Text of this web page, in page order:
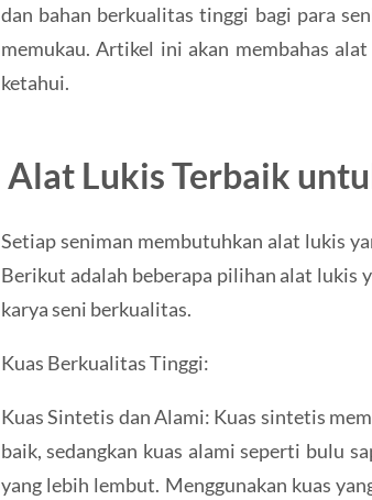
dan bahan berkualitas tinggi bagi para
memukau. Artikel ini akan membahas
ketahui.
Alat Lukis Terbaik
Setiap seniman membutuhkan alat lukis
Berikut adalah beberapa pilihan alat lukis
karya seni berkualitas.
Kuas Berkualitas Tinggi:
Kuas Sintetis dan Alami: Kuas sintetis
baik, sedangkan kuas alami seperti bulu
yang lebih lembut. Menggunakan kuas